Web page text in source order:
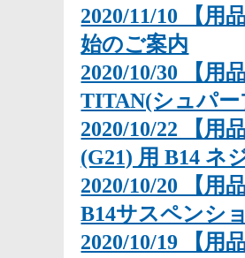
2020/11/10 【用
始のご案内
2020/10/30 【用
TITAN(シュパ
2020/10/22 【用
(G21) 用 B14 ネ
2020/10/20 【
B14サスペンシ
2020/10/19 【用